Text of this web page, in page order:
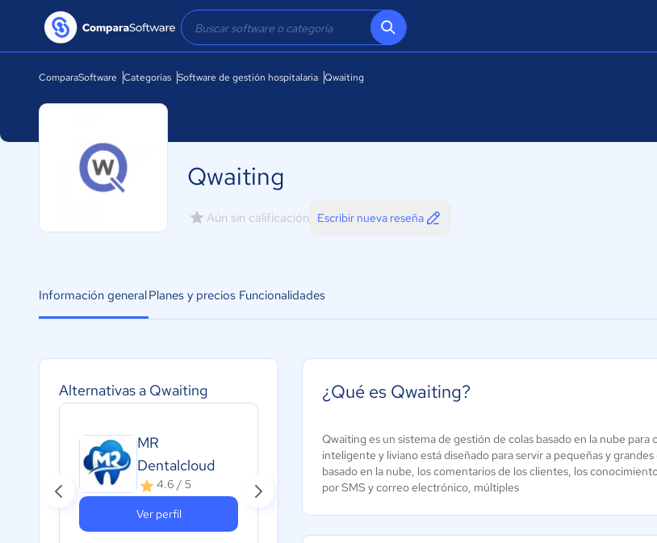
ComparaSoftware Categorías Software de gestión hospitalaria Qwaiting
Qwaiting
Aún sin calificación Escribir nueva reseña
Información generalPlanes y precios Funcionalidades
Alternativas a Qwaiting
MR
Dentalcloud
4.6 / 5
Ver perfil
MEDICALSOFT
2.3 / 5
La Historia
Clinica Digital
Aún sin
¿Qué es Qwaiting?
Qwaiting es un sistema de gestión de colas basado en la nube
inteligente y liviano está diseñado para servir a pequeñas y
basado en la nube, los comentarios de los clientes, los
por SMS y correo electrónico, múltiples